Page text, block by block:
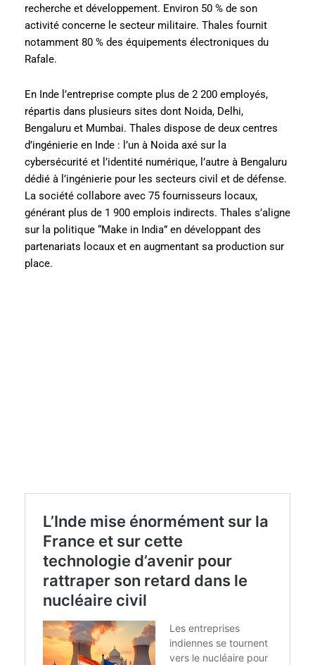
recherche et développement. Environ 50 % de son
activité concerne le secteur militaire. Thales fournit
notamment 80 % des équipements électroniques du
Rafale.
En Inde l’entreprise compte plus de 2 200 employés,
répartis dans plusieurs sites dont Noida, Delhi,
Bengaluru et Mumbai. Thales dispose de deux centres
d’ingénierie en Inde : l’un à Noida axé sur la
cybersécurité et l’identité numérique, l’autre à Bengaluru
dédié à l’ingénierie pour les secteurs civil et de défense.
La société collabore avec 75 fournisseurs locaux,
générant plus de 1 900 emplois indirects. Thales s’aligne
sur la politique “Make in India” en développant des
partenariats locaux et en augmentant sa production sur
place.